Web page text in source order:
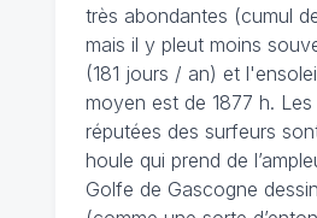
très abondantes (cumul
mais il y pleut moins
(181 jours / an) et
moyen est de 1877 h.
réputées des surfeurs
houle qui prend de
Golfe de Gascogne